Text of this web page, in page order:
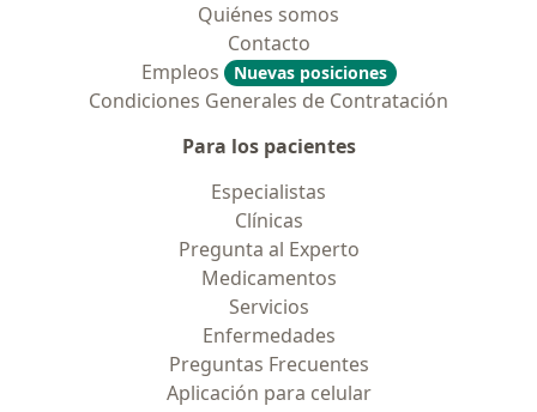
Quiénes somos
Contacto
Empleos
Nuevas posiciones
Condiciones Generales de Contratación
Para los pacientes
Especialistas
Clínicas
Pregunta al Experto
Medicamentos
Servicios
Enfermedades
Preguntas Frecuentes
Aplicación para celular